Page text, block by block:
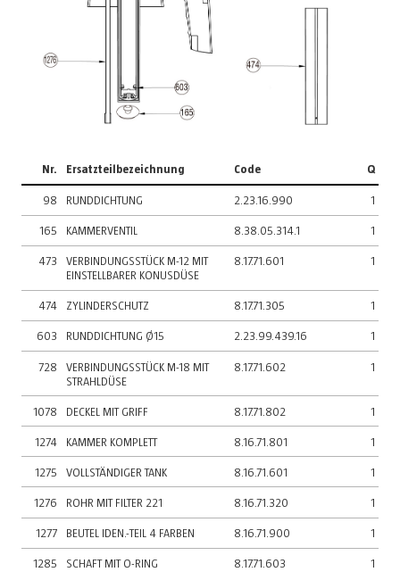
Nr. Ersatzteilbezeichnung Code Q
98 RUNDDICHTUNG 2.23.16.990 1
165 KAMMERVENTIL 8.38.05.314.1 1
473
VERBINDUNGSSTÜCK M-12 MIT
EINSTELLBARER KONUSDÜSE
8.17.71.601 1
474 ZYLINDERSCHUTZ 8.17.71.305 1
603 RUNDDICHTUNG Ø15 2.23.99.439.16 1
728
VERBINDUNGSSTÜCK M-18 MIT
STRAHLDÜSE
8.17.71.602 1
1078 DECKEL MIT GRIFF 8.17.71.802 1
1274 KAMMER KOMPLETT 8.16.71.801 1
1275 VOLLSTÄNDIGER TANK 8.16.71.601 1
1276 ROHR MIT FILTER 221 8.16.71.320 1
1277 BEUTEL IDEN.-TEIL 4 FARBEN 8.16.71.900 1
1285 SCHAFT MIT O-RING 8.17.71.603 1